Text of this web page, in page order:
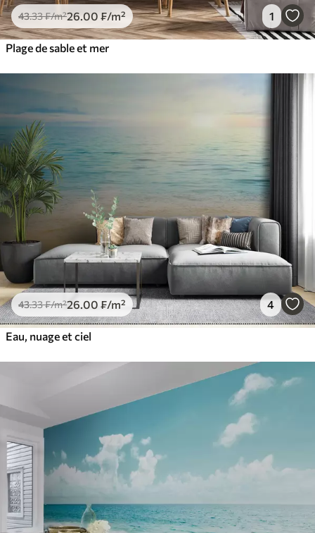
43.33₣/m²26.00 ₣/m² 1
Plage de sable et mer
43.33₣/m²26.00 ₣/m² 4
Eau, nuage et ciel